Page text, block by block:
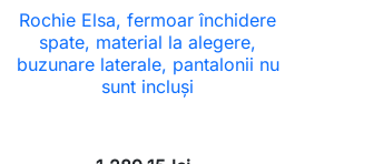
Rochie Elsa, fermoar închidere
spate, material la alegere,
buzunare laterale, pantalonii nu
sunt incluși